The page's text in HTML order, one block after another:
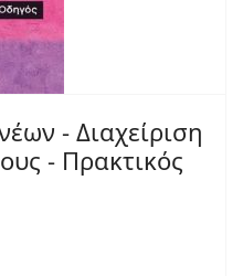
- Διαχείριση
- Πρακτικός